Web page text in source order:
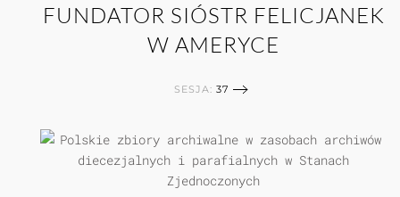
FUNDATOR SIÓSTR FELICJANEK
W AMERYCE
SESJA: 37